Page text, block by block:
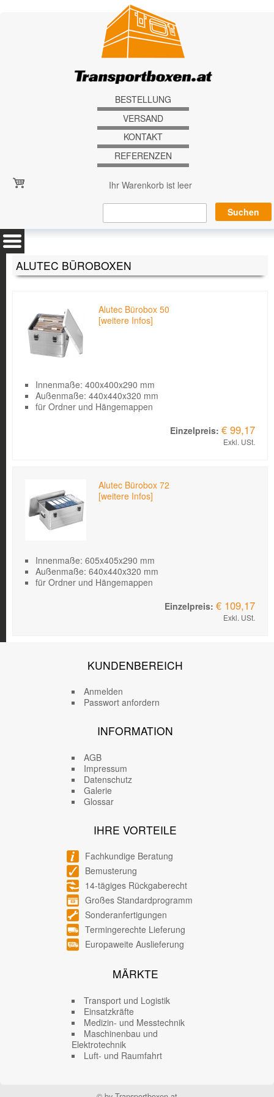
BESTELLUNG
VERSAND
KONTAKT
REFERENZEN
Ihr Warenkorb ist leer
ALUTEC BÜROBOXEN
Alutec Bürobox 50
[weitere Infos]
Innenmaße: 400x400x290 mm
Außenmaße: 440x440x320 mm
für Ordner und Hängemappen
€ 99,17
Exkl. USt.
Alutec Bürobox 72
[weitere Infos]
Innenmaße: 605x405x290 mm
Außenmaße: 640x440x320 mm
für Ordner und Hängemappen
€ 109,17
Exkl. USt.
KUNDENBEREICH
Anmelden
Passwort anfordern
INFORMATION
AGB
Impressum
Datenschutz
Galerie
Glossar
IHRE VORTEILE
Fachkundige Beratung
Bemusterung
14-tägiges Rückgaberecht
Großes Standardprogramm
Sonderanfertigungen
Termingerechte Lieferung
Europaweite Auslieferung
MÄRKTE
Transport und Logistik
Einsatzkräfte
Medizin- und Messtechnik
Maschinenbau und
Elektrotechnik
Luft- und Raumfahrt